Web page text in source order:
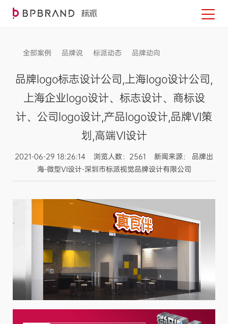
全部案例 品牌说 标派动态 品牌动向
品牌logo标志设计公司,上海logo设计公司,
上海企业logo设计、标志设计、商标设
计、公司logo设计,产品logo设计,品牌VI策
划,高端VI设计
2021-06-29 18:26:14 浏览人数：2561 新闻来源： 品牌出
海-微型VI设计-深圳市标派视觉品牌设计有限公司